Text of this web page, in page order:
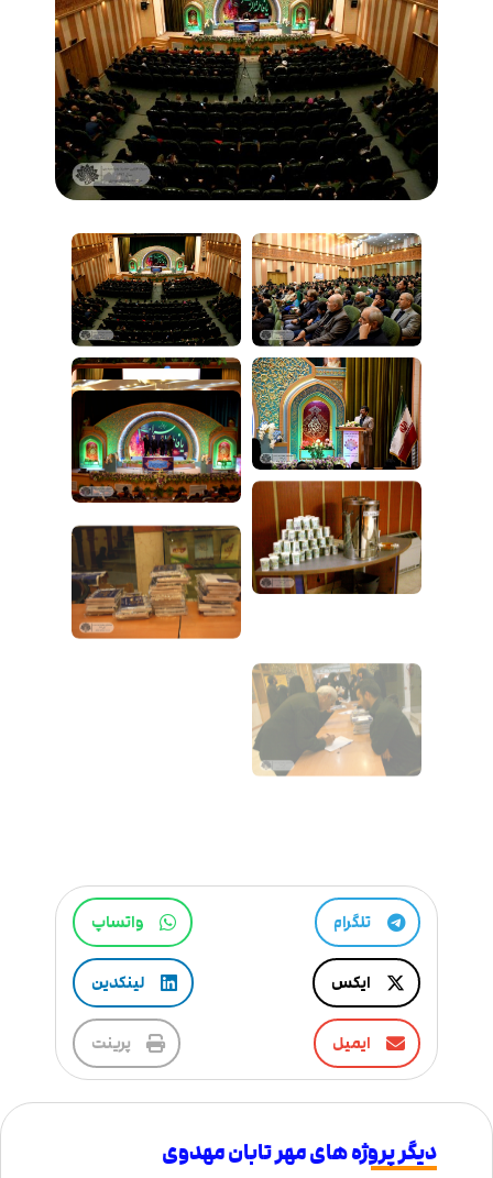
تلگرام واتساپ
ایکس لینکدین
ایمیل پرینت
دیگر پروژه های مهر تابان مهدوی